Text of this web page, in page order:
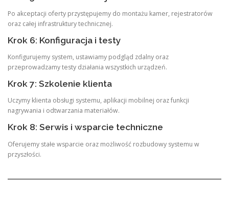
Po akceptacji oferty przystępujemy do montażu kamer, rejestratorów
oraz całej infrastruktury technicznej.
Krok 6: Konfiguracja i testy
Konfigurujemy system, ustawiamy podgląd zdalny oraz
przeprowadzamy testy działania wszystkich urządzeń.
Krok 7: Szkolenie klienta
Uczymy klienta obsługi systemu, aplikacji mobilnej oraz funkcji
nagrywania i odtwarzania materiałów.
Krok 8: Serwis i wsparcie techniczne
Oferujemy stałe wsparcie oraz możliwość rozbudowy systemu w
przyszłości.